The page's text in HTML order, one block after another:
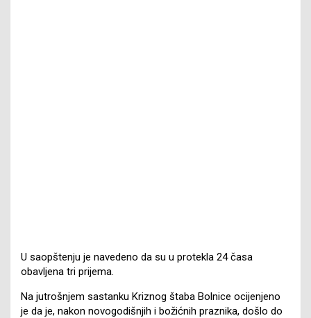
U saopštenju je navedeno da su u protekla 24 časa
obavljena tri prijema.
Na jutrošnjem sastanku Kriznog štaba Bolnice ocijenjeno
je da je, nakon novogodišnjih i božićnih praznika, došlo do